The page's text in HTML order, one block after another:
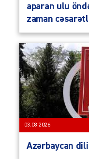
aparan ulu
zaman
03.08.2026
Azərbaycan